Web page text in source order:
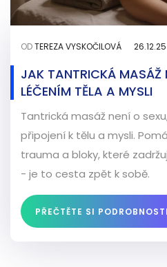
ODTEREZA VYSKOČILOVÁ 26.12.25
JAK TANTRICKÁ MASÁŽ
LÉČENÍM TĚLA A MYSLI
Tantrická masáž není o
připojení k tělu a mysli.
trauma a bloky, které
- je to cesta zpět k sobě.
PŘEČTĚTE SI PODROBNOSTI